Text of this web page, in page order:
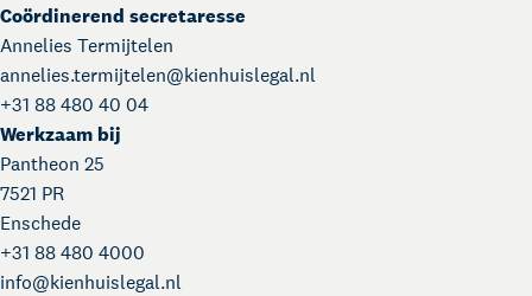
Kienhuis Legal Academy
Coördinerend secretaresse
Annelies Termijtelen
annelies.termijtelen@kienhuislegal.nl
+31 88 480 40 04
Werkzaam bij
Pantheon 25
7521 PR
Enschede
+31 88 480 4000
info@kienhuislegal.nl